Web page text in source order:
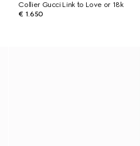
Collier Gucci Link to Love or 18k
€ 1.650